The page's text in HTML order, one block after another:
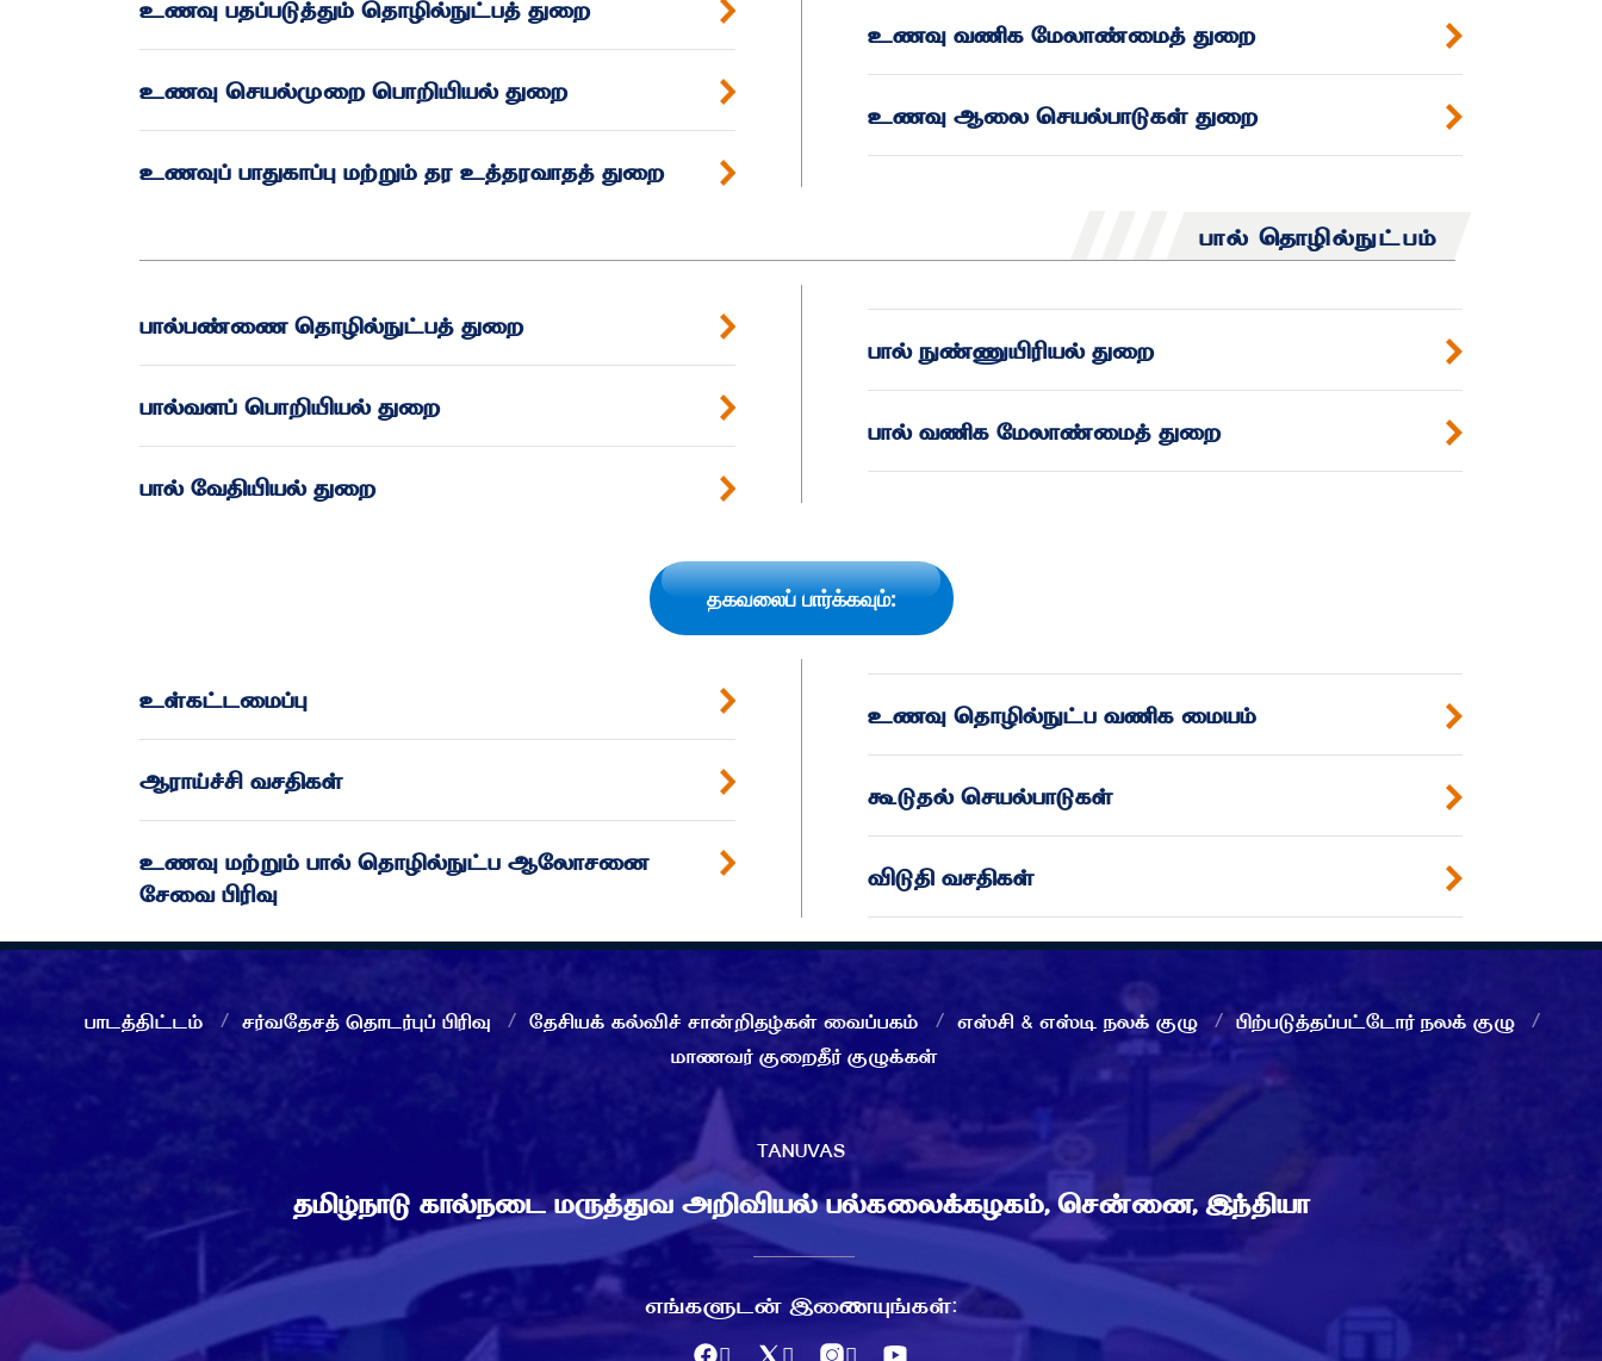
உணவு பதப்படுத்தும் தொழில்நுட்பத் துறை
உணவு செயல்முறை பொறியியல் துறை
உணவுப் பாதுகாப்பு மற்றும் தர உத்தரவாதத் துறை
உணவு வணிக மேலாண்மைத் துறை
உணவு ஆலை செயல்பாடுகள் துறை
பால் தொழில்நுட்பம்
பால்பண்ணை தொழில்நுட்பத் துறை
பால்வளப் பொறியியல் துறை
பால் வேதியியல் துறை
பால் நுண்ணுயிரியல் துறை
பால் வணிக மேலாண்மைத் துறை
தகவலைப் பார்க்கவும்:
உள்கட்டமைப்பு
ஆராய்ச்சி வசதிகள்
உணவு மற்றும் பால் தொழில்நுட்ப ஆலோசனை
சேவை பிரிவு
உணவு தொழில்நுட்ப வணிக மையம்
கூடுதல் செயல்பாடுகள்
விடுதி வசதிகள்
பாடத்திட்டம் சர்வதேசத் தொடர்புப் பிரிவு தேசியக் கல்விச் சான்றிதழ்கள் வைப்பகம் எஸ்சி & எஸ்டி நலக் குழு
பிற்படுத்தப்பட்டோர் நலக் குழு
மாணவர் குறைதீர் குழுக்கள்
TANUVAS
தமிழ்நாடு கால்நடை மருத்துவ அறிவியல் பல்கலைக்கழகம், சென்னை, இந்தியா
எங்களுடன் இணையுங்கள்: